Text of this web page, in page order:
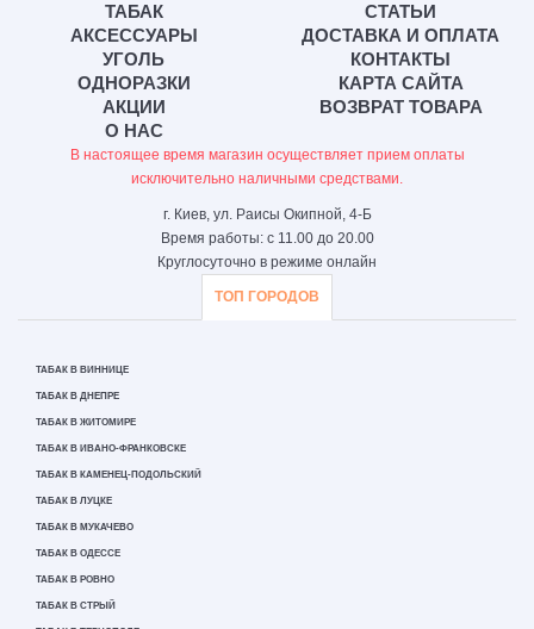
ТАБАК
АКСЕССУАРЫ
УГОЛЬ
ОДНОРАЗКИ
АКЦИИ
О НАС
СТАТЬИ
ДОСТАВКА И ОПЛАТА
КОНТАКТЫ
КАРТА САЙТА
ВОЗВРАТ ТОВАРА
В настоящее время магазин осуществляет прием оплаты
исключительно наличными средствами.
г. Киев, ул. Раисы Окипной, 4-Б
Время работы: с 11.00 до 20.00
Круглосуточно в режиме онлайн
ТОП ГОРОДОВ
ТАБАК В ВИННИЦЕ
ТАБАК В ДНЕПРЕ
ТАБАК В ЖИТОМИРЕ
ТАБАК В ИВАНО-ФРАНКОВСКЕ
ТАБАК В КАМЕНЕЦ-ПОДОЛЬСКИЙ
ТАБАК В ЛУЦКЕ
ТАБАК В МУКАЧЕВО
ТАБАК В ОДЕССЕ
ТАБАК В РОВНО
ТАБАК В СТРЫЙ